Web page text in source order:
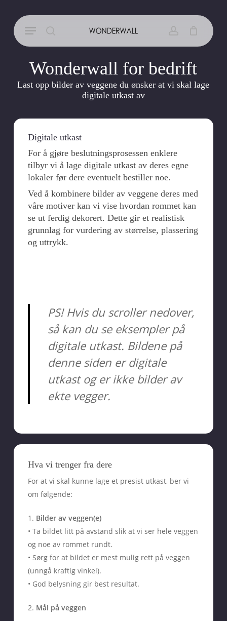
main
content
search account
Menu Close
Cart
Wonderwall for bedrift
Last opp bilder av veggene du ønsker at vi skal lage
digitale utkast av
Digitale utkast
For å gjøre beslutningsprosessen enklere
tilbyr vi å lage digitale utkast av deres egne
lokaler før dere eventuelt bestiller noe.
Ved å kombinere bilder av veggene deres med
våre motiver kan vi vise hvordan rommet kan
se ut ferdig dekorert. Dette gir et realistisk
grunnlag for vurdering av størrelse, plassering
og uttrykk.
PS! Hvis du scroller nedover,
så kan du se eksempler på
digitale utkast. Bildene på
denne siden er digitale
utkast og er ikke bilder av
ekte vegger.
Hva vi trenger fra dere
For at vi skal kunne lage et presist utkast, ber vi
om følgende:
1. Bilder av veggen(e)
• Ta bildet litt på avstand slik at vi ser hele veggen
og noe av rommet rundt.
• Sørg for at bildet er mest mulig rett på veggen
(unngå kraftig vinkel).
• God belysning gir best resultat.
2. Mål på veggen